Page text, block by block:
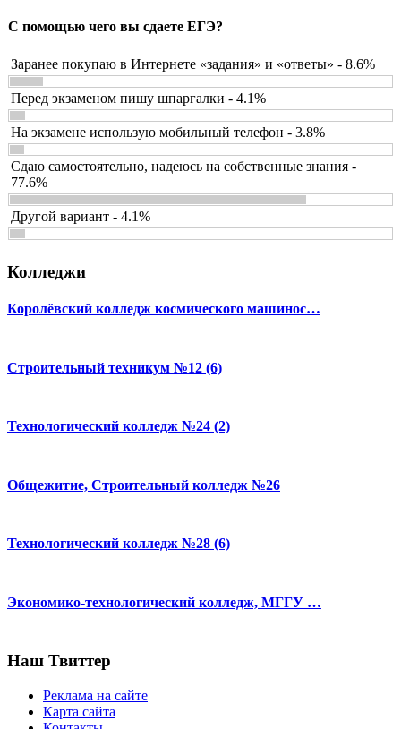
С помощью чего вы сдаете ЕГЭ?
Заранее покупаю в Интернете «задания» и «ответы» - 8.6%
Перед экзаменом пишу шпаргалки - 4.1%
На экзамене использую мобильный телефон - 3.8%
Сдаю самостоятельно, надеюсь на собственные знания -
77.6%
Другой вариант - 4.1%
Колледжи
Королёвский колледж космического машинос…
Строительный техникум №12 (6)
Технологический колледж №24 (2)
Общежитие, Строительный колледж №26
Технологический колледж №28 (6)
Экономико-технологический колледж, МГГУ …
Наш Твиттер
Реклама на сайте
Карта сайта